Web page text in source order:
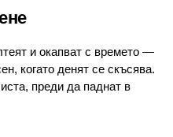
и окапват с времето —
когато денят се скъсява.
преди да паднат в